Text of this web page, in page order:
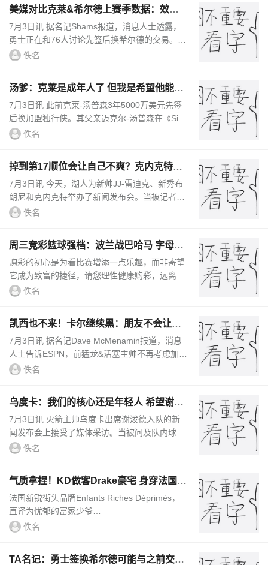
美媒对比克莱&希尔德上赛季数据：效率
持平 克莱得分略高
7月3日讯 据名记Shams报道，消息人士透露，
勇士正在和76人讨论先签后换希尔德的交易。美
媒晒出了克莱和希尔德上赛季的数据对比：克莱
佚名
汤爹：克莱是成年人了 但我是希望他能在
湖人结束自己的职业生涯
7月3日讯 此前克莱-汤普森3年5000万美元先签
后换加盟独行侠。其父亲迈克尔-汤普森在《Siri
usXM NBA Radio》节目中谈到此事，他说道：
佚名
掉到第17顺位会让自己不爽？克内克特：
我来到了适合自己的球队
7月3日讯 今天，湖人为新帅JJ-雷迪克、新秀布
朗尼和克内克特举办了新闻发布会。当被记者问
到是否对自己掉到第17顺位感到不爽时，克内克
佚名
周三竞彩篮球强档：波兰战巴哈马 字母哥
领衔希腊
购彩的初心是为看比赛增添一点乐趣，而非寄望
它成为致富的捷径，请您理性健康购彩，远离非
法彩票，大额投注须预约和实名登记。周三303
佚名
凯西也不来！卡尔继续黑：朋友不会让朋
友成为现代湖人的助教
7月3日讯 据名记Dave McMenamin报道，消息
人士告诉ESPN，前猛龙&活塞主帅不再考虑加入
湖人教练组，担任雷迪克的助教一职。前掘金主
佚名
乌度卡：我们的核心还是年轻人 希望谢泼
德让我更难做决定
7月3日讯 火箭主帅乌度卡出席谢泼德入队的新
闻发布会上接受了媒体采访。当被问及队内球员
潜在的出场时间分配时，乌度卡回应道：“会跟
佚名
气质拿捏！KD做客Drake豪宅 身穿法国街
头品牌“忧郁的富家少爷”
法国新锐街头品牌Enfants Riches Déprimés，
直译为忧郁的富家少爷
佚名
TA名记：勇士签换希尔德可能与之前交易